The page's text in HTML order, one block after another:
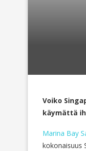
Voiko
käymättä
Marina Bay
kokonaisuus